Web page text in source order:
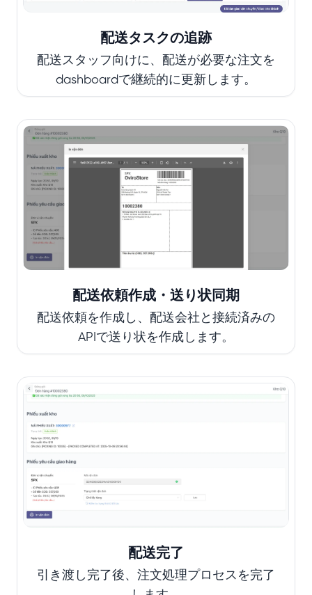
配送タスクの追跡
配送スタッフ向けに、配送が必要な注文を
dashboardで継続的に更新します。
配送依頼作成・送り状同期
配送依頼を作成し、配送会社と接続済みの
APIで送り状を作成します。
配送完了
引き渡し完了後、注文処理プロセスを完了